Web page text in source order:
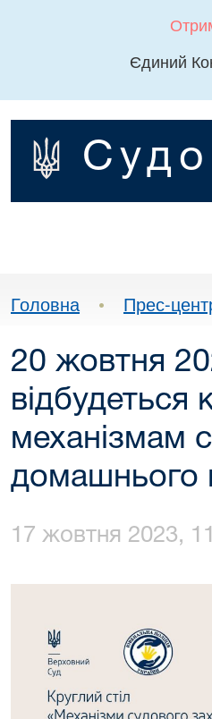
Єдиний
Головна • Прес-
20 жовтня
відбудеться
механізмам
домашнього
17 жовтня 2023,